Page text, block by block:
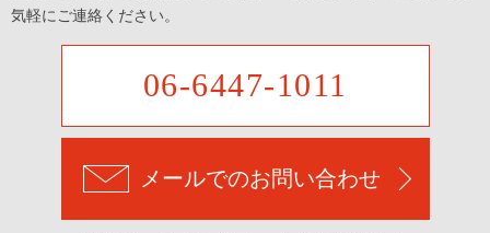
気軽にご連絡ください。
06-6447-1011
メールでのお問い合わせ